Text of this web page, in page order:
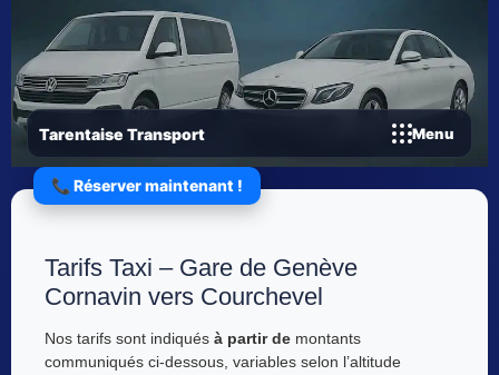
📞 Réserver maintenant !
Tarentaise Transport Menu
Tarifs Taxi – Gare de Genève
Cornavin vers Courchevel
Nos tarifs sont indiqués à partir de montants
communiqués ci-dessous, variables selon l’altitude